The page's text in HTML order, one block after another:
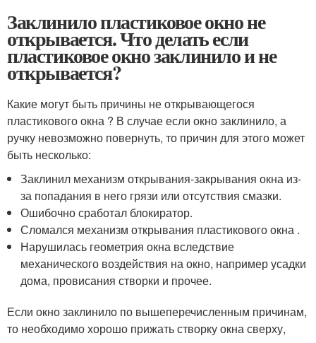
Заклинило пластиковое окно не
открывается. Что делать если
пластиковое окно заклинило и не
открывается?
Какие могут быть причины не открывающегося
пластикового окна ? В случае если окно заклинило, а
ручку невозможно повернуть, то причин для этого может
быть несколько:
Заклинил механизм открывания-закрывания окна из-
за попадания в него грязи или отсутствия смазки.
Ошибочно сработал блокиратор.
Сломался механизм открывания пластикового окна .
Нарушилась геометрия окна вследствие
механического воздействия на окно, например усадки
дома, провисания створки и прочее.
Если окно заклинило по вышеперечисленным причинам,
то необходимо хорошо прижать створку окна сверху,